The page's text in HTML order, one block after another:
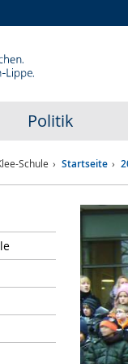
Politik
Schule Startseite